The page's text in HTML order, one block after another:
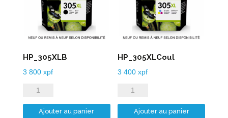
HP_305XLB
3 800 xpf
quantité
de
HP_305XLB
Ajouter au panier
HP_305XLCoul
3 400xpf
quantité
de
HP_305XLCoul
Ajouter au panier